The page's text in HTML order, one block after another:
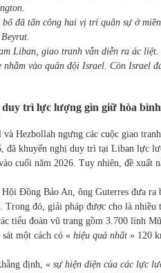
đã tấn công hai vị trí quân sự ở
Liban, giao tranh vẫn diễn ra ác
nhằm vào quân đội Israel. Còn Israel
trì lực lượng gìn giữ hòa
Hezbollah ngưng các cuộc giao
đã khuyến nghị duy trì tại Liban lực
cuối năm 2026. Tuy nhiên, đề xuất
Đồng Bảo An, ông Guterres đưa
đó, giải pháp được cho là nhiều
tiểu đoàn vũ trang gồm 3.700 lính
một cách có « hiệu quả nhất » 120
định, « sự hiện diện của các lực